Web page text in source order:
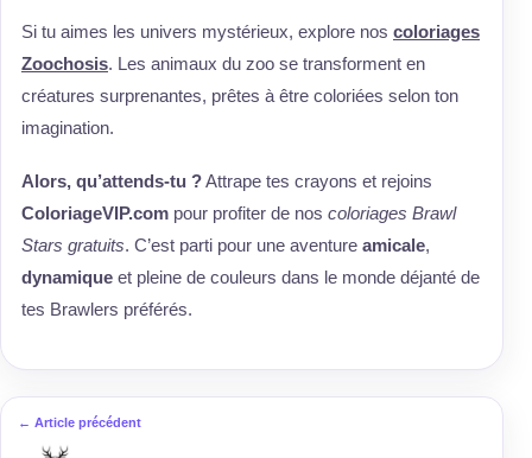
Si tu aimes les univers mystérieux, explore nos coloriages
Zoochosis. Les animaux du zoo se transforment en
créatures surprenantes, prêtes à être coloriées selon ton
imagination.
Alors, qu’attends-tu ?Attrape tes crayons et rejoins
ColoriageVIP.com pour profiter de nos coloriages Brawl
Stars gratuits. C’est parti pour une aventure amicale,
dynamique et pleine de couleurs dans le monde déjanté de
tes Brawlers préférés.
← Article précédent